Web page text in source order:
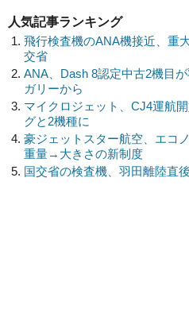
人気記事ランキング
飛行検査機のANA機接近、重
交省
ANA、Dash 8認定中古2機目
ガリーから
マイクロジェット、CJ4運航
グと2機種に
豪ジェットスター航空、エコ
重量→大きさの新制度
国交省の検査機、羽田離陸直